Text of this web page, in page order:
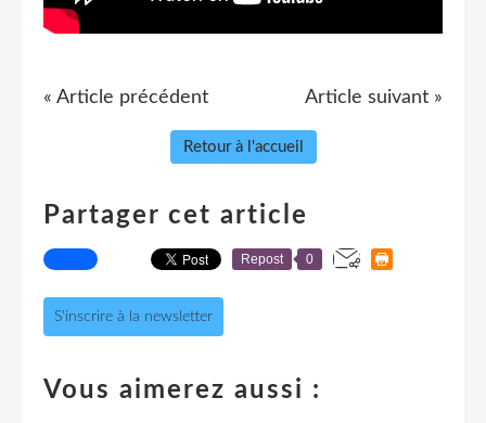
« Article précédent Article suivant »
Retour à l'accueil
Partager cet article
Repost 0
S'inscrire à la newsletter
Vous aimerez aussi :